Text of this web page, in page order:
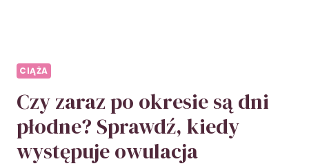
CIĄŻA
Czy zaraz po okresie są dni
płodne? Sprawdź, kiedy
występuje owulacja